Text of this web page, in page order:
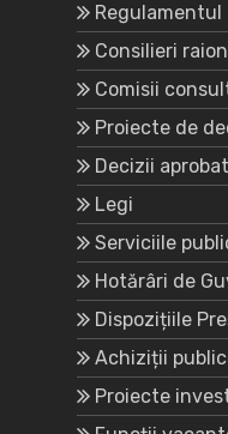
Regulamentul
Consilieri
Comisii
Proiecte de
Decizii
Legi
Serviciile
Hotărâri de
Dispozițiile
Achiziții
Proiecte